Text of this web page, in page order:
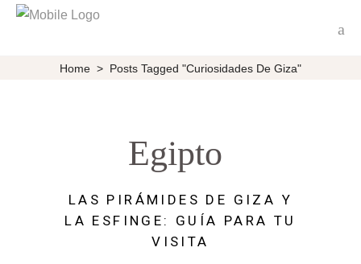
Home > Posts Tagged "curiosidades De Giza"
Egipto
LAS PIRÁMIDES DE GIZA Y
LA ESFINGE: GUÍA PARA TU
VISITA